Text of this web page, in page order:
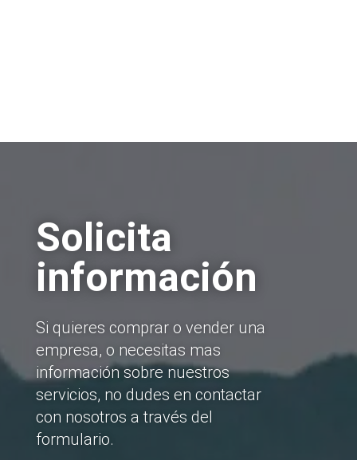
Solicita
información
Si quieres comprar o vender una
empresa, o necesitas mas
información sobre nuestros
servicios, no dudes en contactar
con nosotros a través del
formulario.